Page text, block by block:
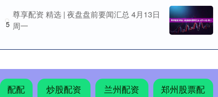
5
尊享配资 精选 | 夜盘盘前要闻汇总 4月13日
周一
配配
炒股配资
兰州配资
郑州股票配